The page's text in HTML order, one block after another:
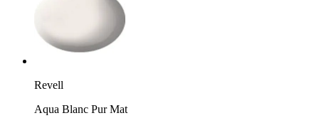
Revell
Aqua Blanc Pur Mat